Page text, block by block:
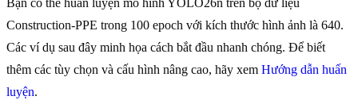
Bạn có thể huấn luyện mô hình YOLO26n trên bộ dữ liệu
Construction-PPE trong 100 epoch với kích thước hình ảnh là 640.
Các ví dụ sau đây minh họa cách bắt đầu nhanh chóng. Để biết
thêm các tùy chọn và cấu hình nâng cao, hãy xem Hướng dẫn huấn
luyện.